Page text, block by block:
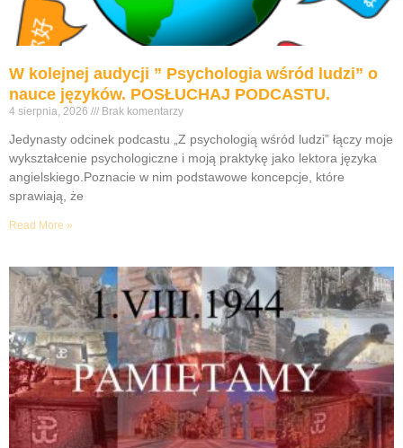
W kolejnej audycji ” Psychologia wśród ludzi” o
nauce języków. POSŁUCHAJ PODCASTU.
4 sierpnia, 2026 Brak komentarzy
Jedynasty odcinek podcastu „Z psychologią wśród ludzi” łączy moje
wykształcenie psychologiczne i moją praktykę jako lektora języka
angielskiego.Poznacie w nim podstawowe koncepcje, które
sprawiają, że
Read More »